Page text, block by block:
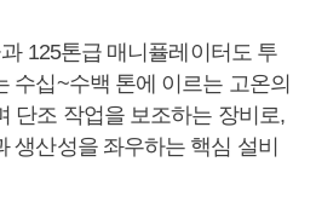
125톤급 매니퓰레이터도 투
수십~수백 톤에 이르는 고온의
단조 작업을 보조하는 장비로,
생산성을 좌우하는 핵심 설비